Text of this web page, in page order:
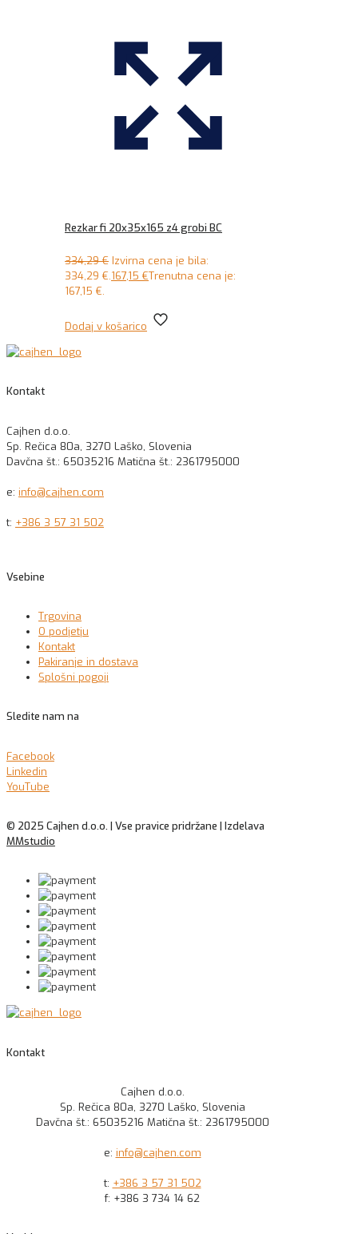
Rezkar fi 20x35x165 z4 grobi BC
334,29€ Izvirna cena je bila:
334,29 €.167,15 €Trenutna cena je:
167,15 €.
Dodaj v košarico
Kontakt
Cajhen d.o.o.
Sp. Rečica 80a, 3270 Laško, Slovenia
Davčna št.: 65035216 Matična št.: 2361795000
e: info@cajhen.com
t: +386 3 57 31 502
Vsebine
Trgovina
O podjetju
Kontakt
Pakiranje in dostava
Splošni pogoji
Sledite nam na
Facebook
Linkedin
YouTube
© 2025 Cajhen d.o.o. | Vse pravice pridržane | Izdelava
MMstudio
Kontakt
Cajhen d.o.o.
Sp. Rečica 80a, 3270 Laško, Slovenia
Davčna št.: 65035216 Matična št.: 2361795000
e: info@cajhen.com
t: +386 3 57 31 502
f: +386 3 734 14 62